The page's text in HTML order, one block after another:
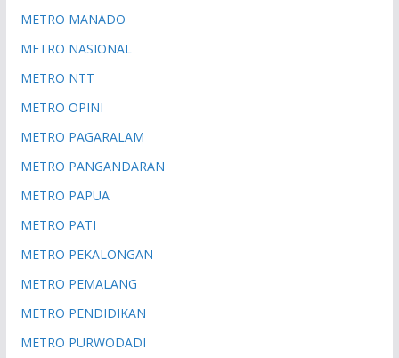
METRO MANADO
METRO NASIONAL
METRO NTT
METRO OPINI
METRO PAGARALAM
METRO PANGANDARAN
METRO PAPUA
METRO PATI
METRO PEKALONGAN
METRO PEMALANG
METRO PENDIDIKAN
METRO PURWODADI